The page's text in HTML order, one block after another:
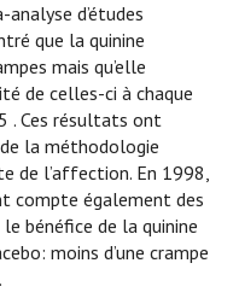
d’études
que la quinine
mais qu’elle
de celles-ci à chaque
. Ces résultats ont
la méthodologie
de l’affection. En 1998,
compte également des
bénéfice de la quinine
moins d’une crampe